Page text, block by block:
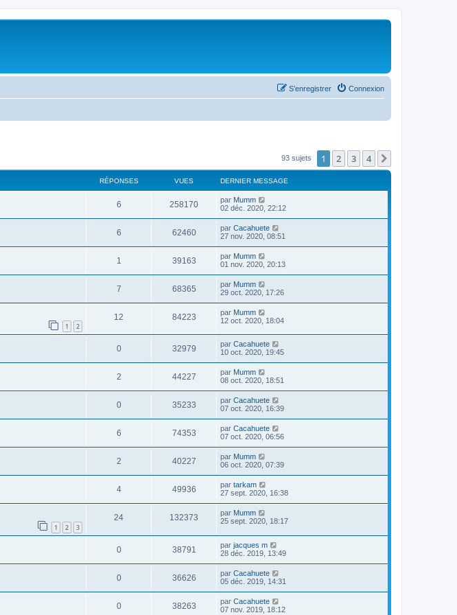
Connexion
S’enregistrer
93 sujets 1 2 3 4
RÉPONSES VUES DERNIER MESSAGE
6 258170 par Mumm
02 déc. 2020, 22:12
6 62460 par Cacahuete
27 nov. 2020, 08:51
1 39163 par Mumm
01 nov. 2020, 20:13
7 68365 par Mumm
29 oct. 2020, 17:26
1 2
12 84223 par Mumm
12 oct. 2020, 18:04
0 32979 par Cacahuete
10 oct. 2020, 19:45
2 44227 par Mumm
08 oct. 2020, 18:51
0 35233 par Cacahuete
07 oct. 2020, 16:39
6 74353 par Cacahuete
07 oct. 2020, 06:56
2 40227 par Mumm
06 oct. 2020, 07:39
4 49936 par tarkam
27 sept. 2020, 16:38
1 2 3
24 132373 par Mumm
25 sept. 2020, 18:17
0 38791 par jacques m
28 déc. 2019, 13:49
0 36626 par Cacahuete
05 déc. 2019, 14:31
0 38263 par Cacahuete
07 nov. 2019, 18:12